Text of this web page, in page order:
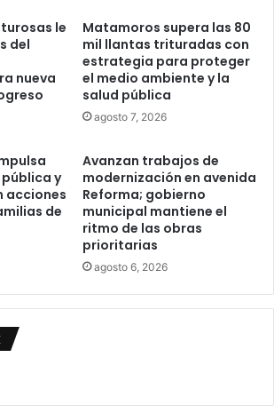
le
del
nueva
Matamoros supera las 80
mil llantas trituradas con
estrategia para proteger
el medio ambiente y la
salud pública
agosto 7, 2026
y
acciones
de
Avanzan trabajos de
modernización en avenida
Reforma; gobierno
municipal mantiene el
ritmo de las obras
prioritarias
agosto 6, 2026